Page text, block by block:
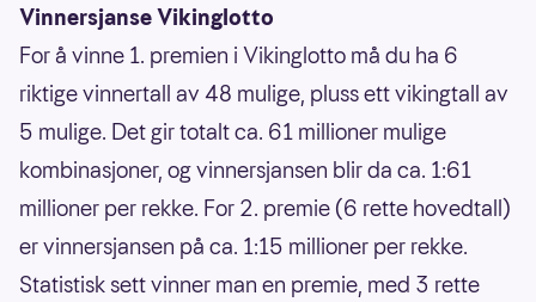
Vinnersjanse Vikinglotto
For å vinne 1. premien i Vikinglotto må du ha 6
riktige vinnertall av 48 mulige, pluss ett vikingtall av
5 mulige. Det gir totalt ca. 61 millioner mulige
kombinasjoner, og vinnersjansen blir da ca. 1:61
millioner per rekke. For 2. premie (6 rette hovedtall)
er vinnersjansen på ca. 1:15 millioner per rekke.
Statistisk sett vinner man en premie, med 3 rette